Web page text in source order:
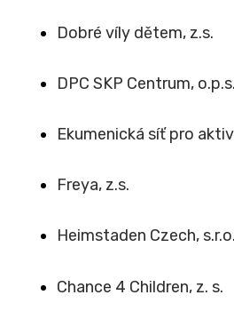
Dobré víly dětem, z.s.
DPC SKP Centrum, o.p.s.
Ekumenická síť pro
Freya, z.s.
Heimstaden Czech, s.r.o.
Chance 4 Children, z. s.